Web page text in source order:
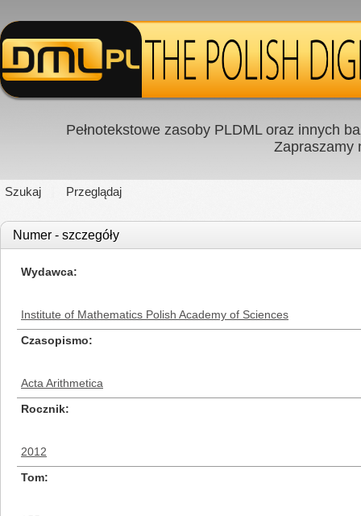
Pełnotekstowe zasoby PLDML oraz innych
Zapraszamy
Szukaj Przeglądaj
Numer - szczegóły
Wydawca
Institute of Mathematics Polish Academy of Sciences
Czasopismo
Acta Arithmetica
Rocznik
2012
Tom